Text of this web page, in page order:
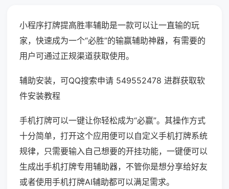
小程序打牌提高胜率辅助是一款可以让一直输的玩
家，快速成为一个“必胜”的输赢辅助神器，有需要的
用户可通过正规渠道获取使用。
辅助安装，可QQ搜索申请 549552478 进群获取软
件安装教程
手机打牌可以一键让你轻松成为“必赢”。其操作方式
十分简单，打开这个应用便可以自定义手机打牌系统
规律，只需要输入自己想要的开挂功能，一键便可以
生成出手机打牌专用辅助器，不管你是想分享给好友
或者使用手机打牌AI辅助都可以满足需求。